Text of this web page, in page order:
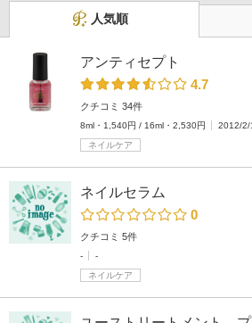
人気順
アンティセプト
4.7
クチコミ 34件
8ml・1,540円 / 16ml・2,530円
2012/2/
ネイルケア
ネイルセラム
0
クチコミ 5件
-
-
ネイルケア